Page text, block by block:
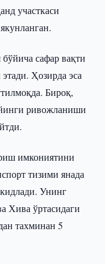
участкаси
сафар вақти
Ҳозирда эса
Бироқ,
ривожланиши
имкониятини
тизими янада
Унинг
Хива ўртасидаги
тахминан 5